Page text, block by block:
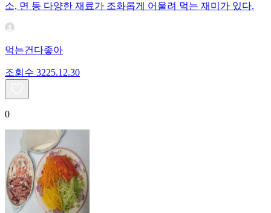
소, 면 등 다양한 재료가 조화롭게 어울려 먹는 재미가 있다.
먹는건다좋아
조회수 3225.12.30
0